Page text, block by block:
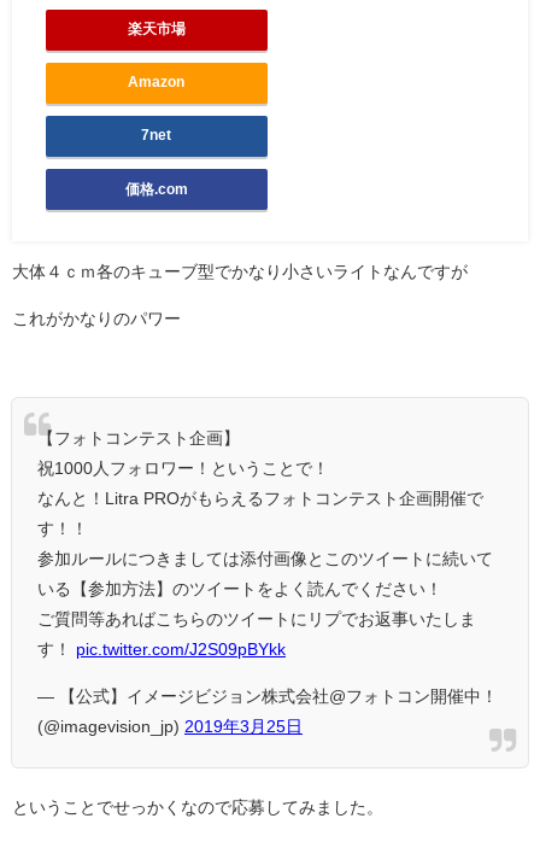
楽天市場
Amazon
7net
価格.com
大体４ｃｍ各のキューブ型でかなり小さいライトなんですが
これがかなりのパワー
【フォトコンテスト企画】
祝1000人フォロワー！ということで！
なんと！Litra PROがもらえるフォトコンテスト企画開催で
す！！
参加ルールにつきましては添付画像とこのツイートに続いて
いる【参加方法】のツイートをよく読んでください！
ご質問等あればこちらのツイートにリプでお返事いたしま
す！ pic.twitter.com/J2S09pBYkk
— 【公式】イメージビジョン株式会社@フォトコン開催中！
(@imagevision_jp) 2019年3月25日
ということでせっかくなので応募してみました。